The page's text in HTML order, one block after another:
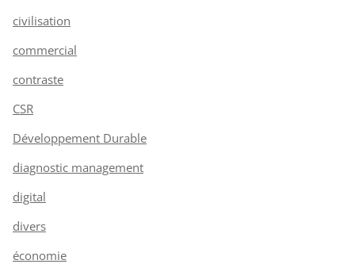
civilisation
commercial
contraste
CSR
Développement Durable
diagnostic management
digital
divers
économie